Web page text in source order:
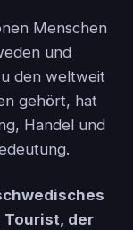
Menschen
und
den weltweit
gehört, hat
Handel und
Tourist, der